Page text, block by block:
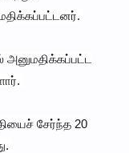
சேர்ந்த 20